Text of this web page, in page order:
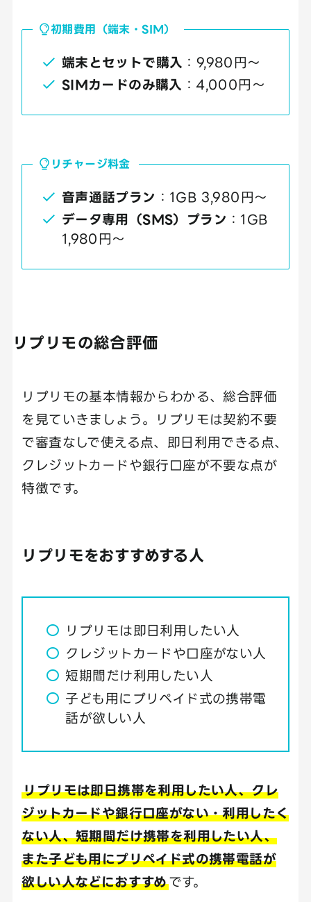
初期費用（端末・SIM）
端末とセットで購入 ：9,980円～
SIMカードのみ購入 ：4,000円～
リチャージ料金
音声通話プラン ：1GB 3,980円～
データ専用（SMS）プラン ：1GB
1,980円～
リプリモの総合評価
リプリモの基本情報からわかる、総合評価
を見ていきましょう。リプリモは契約不要
で審査なしで使える点、即日利用できる点、
クレジットカードや銀行口座が不要な点が
特徴です。
リプリモをおすすめする人
リプリモは即日利用したい人
クレジットカードや口座がない人
短期間だけ利用したい人
子ども用にプリペイド式の携帯電
話が欲しい人
リプリモは即日携帯を利用したい人、クレ
ジットカードや銀行口座がない・利用したく
ない人、短期間だけ携帯を利用したい人、
また子ども用にプリペイド式の携帯電話が
欲しい人などにおすすめです。